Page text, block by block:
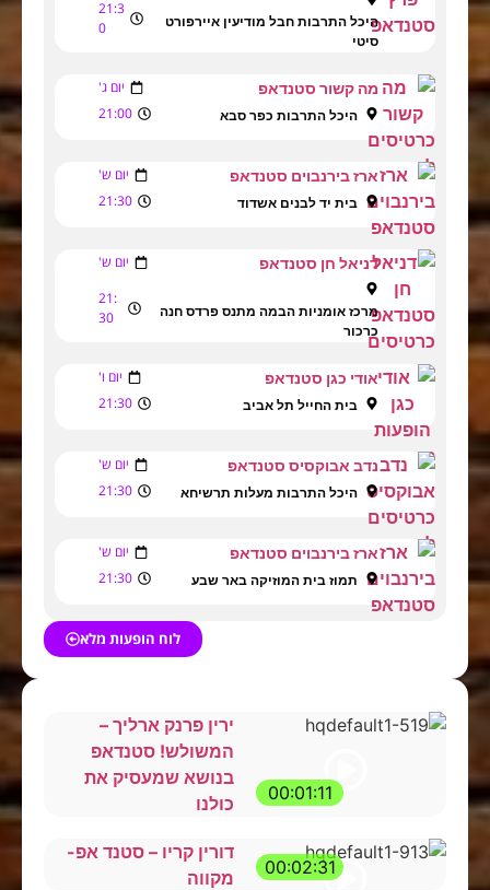
היכל התרבות חבל מודיעין איירפורט
סיטי
21:3
0
מה קשור סטנדאפ יום ג'
היכל התרבות כפר סבא 21:00
ארז בירנבוים סטנדאפ יום ש'
בית יד לבנים אשדוד 21:30
דניאל חן סטנדאפ יום ש'
מרכז אומניות הבמה מתנס פרדס חנה
כרכור
21:
30
אודי כגן סטנדאפ יום ו'
בית החייל תל אביב 21:30
נדב אבוקסיס סטנדאפ יום ש'
היכל התרבות מעלות תרשיחא 21:30
ארז בירנבוים סטנדאפ יום ש'
תמוז בית המוזיקה באר שבע 21:30
לוח הופעות מלא
00:01:11
ירין פרנק ארליך –
המשולש! סטנדאפ
בנושא שמעסיק את
כולנו
00:02:31
דורין קריו – סטנד אפ-
מקווה